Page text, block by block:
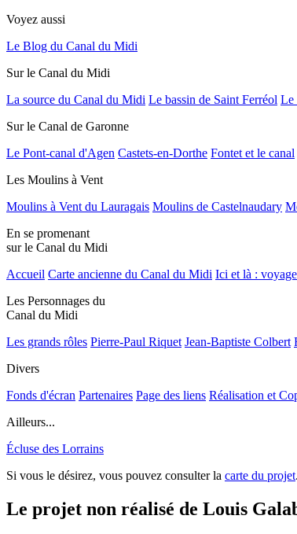
Voyez aussi
Le Blog du Canal du Midi
Sur le Canal du Midi
La source du Canal du Midi Le bassin de Saint Ferréol Le
Sur le Canal de Garonne
Le Pont-canal d'Agen Castets-en-Dorthe Fontet et le canal
Les Moulins à Vent
Moulins à Vent du Lauragais Moulins de Castelnaudary
En se promenant
sur le Canal du Midi
Accueil Carte ancienne du Canal du Midi Ici et là :
Les Personnages du
Canal du Midi
Les grands rôles Pierre-Paul Riquet Jean-Baptiste Colbert
Divers
Fonds d'écran Partenaires Page des liens Réalisation et
Ailleurs...
Écluse des Lorrains
Si vous le désirez, vous pouvez consulter la carte du projet.
Le projet non réalisé de Louis